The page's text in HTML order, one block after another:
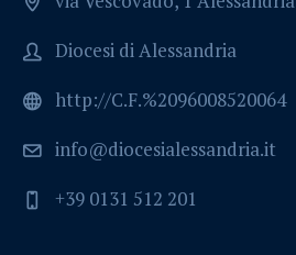
Diocesi di Alessandria
http://C.F.%2096008520064
info@diocesialessandria.it
+39 0131 512 201